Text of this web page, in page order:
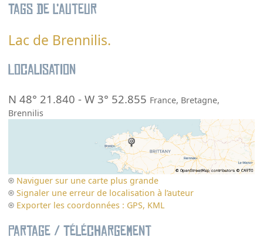
Tags de l’auteur
Lac de Brennilis.
Localisation
N 48° 21.840 -W 3° 52.855 France, Bretagne,
Brennilis
Naviguer sur une carte plus grande
Signaler une erreur de localisation à l’auteur
Exporter les coordonnées : GPS, KML
Partage / Téléchargement